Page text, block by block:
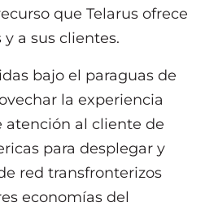
que Telarus ofrece
a sus clientes.
bajo el paraguas de
la experiencia
atención al cliente de
para desplegar y
red transfronterizos
economías del